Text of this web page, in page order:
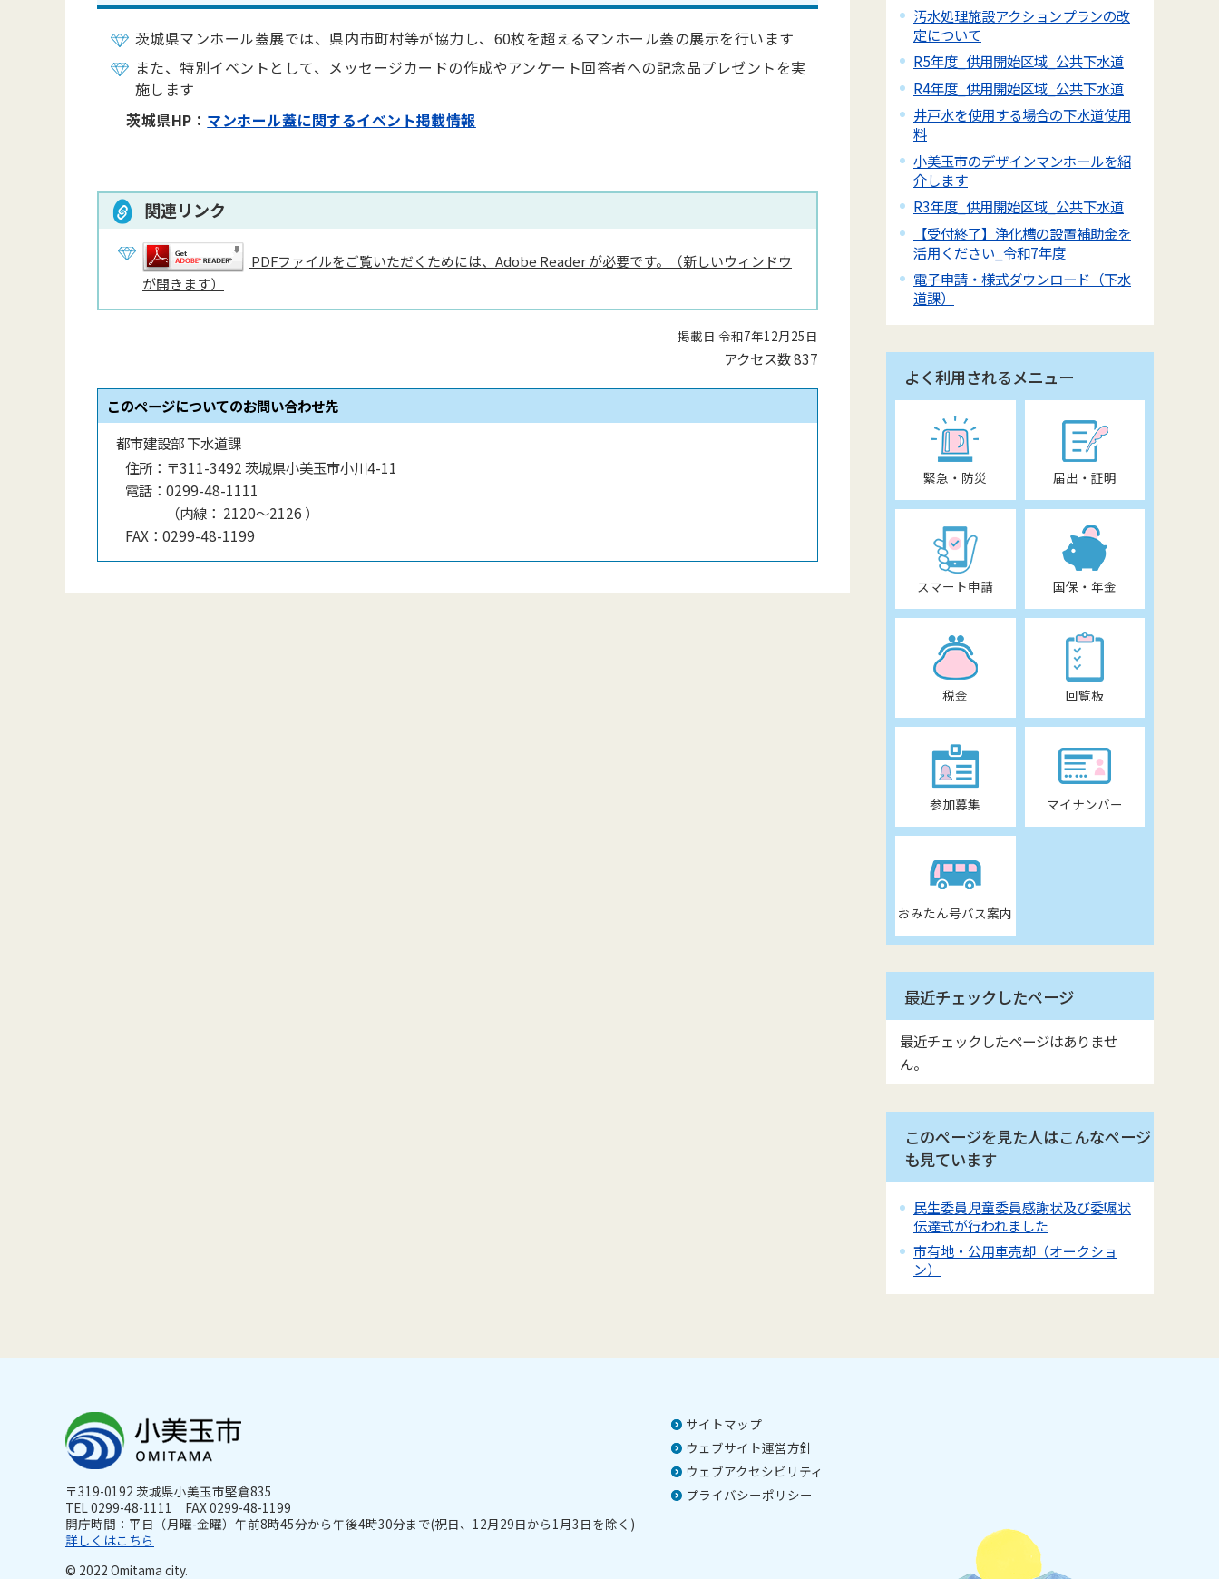
茨城県マンホール蓋展では、県内市町村等が協力し、60枚を超えるマンホール蓋の展示を行います
また、特別イベントとして、メッセージカードの作成やアンケート回答者への記念品プレゼントを実
施します
茨城県HP： マンホール蓋に関するイベント掲載情報
関連リンク
PDFファイルをご覧いただくためには、Adobe Reader が必要です。（新しいウィンドウ
が開きます）
掲載日 令和7年12月25日
アクセス数837
このページについてのお問い合わせ先
都市建設部 下水道課
住所： 〒311-3492 茨城県小美玉市小川4-11
電話： 0299-48-1111
（内線 ： 2120〜2126 ）
FAX： 0299-48-1199
汚水処理施設アクションプランの改
定について
R5年度_供用開始区域_公共下水道
R4年度_供用開始区域_公共下水道
井戸水を使用する場合の下水道使用
料
小美玉市のデザインマンホールを紹
介します
R3年度_供用開始区域_公共下水道
【受付終了】浄化槽の設置補助金を
活用ください_令和7年度
電子申請・様式ダウンロード（下水
道課）
よく利用されるメニュー
緊急・防災 届出・証明
スマート申請 国保・年金
税金 回覧板
参加募集 マイナンバー
おみたん号バス案内
最近チェックしたページ
最近チェックしたページはありませ
ん。
このページを見た人はこんなページ
も見ています
民生委員児童委員感謝状及び委嘱状
伝達式が行われました
市有地・公用車売却（オークショ
ン）
サイトマップ
ウェブサイト運営方針
ウェブアクセシビリティ
プライバシーポリシー
〒319-0192 茨城県小美玉市堅倉835
TEL 0299-48-1111 FAX 0299-48-1199
開庁時間：平日（月曜-金曜）午前8時45分から午後4時30分まで(祝日、12月29日から1月3日を除く)
詳しくはこちら
© 2022 Omitama city.